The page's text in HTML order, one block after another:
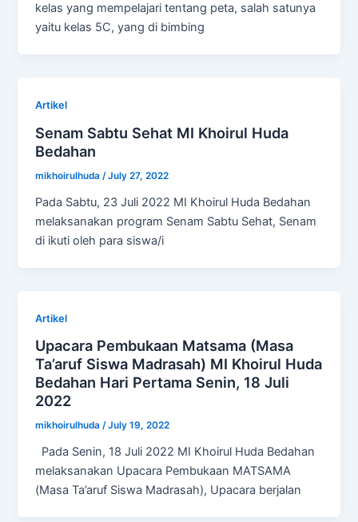
kelas yang mempelajari tentang peta, salah satunya
yaitu kelas 5C, yang di bimbing
Artikel
Senam Sabtu Sehat MI Khoirul Huda
Bedahan
mikhoirulhuda/July 27, 2022
Pada Sabtu, 23 Juli 2022 MI Khoirul Huda Bedahan
melaksanakan program Senam Sabtu Sehat, Senam
di ikuti oleh para siswa/i
Artikel
Upacara Pembukaan Matsama (Masa
Ta’aruf Siswa Madrasah) MI Khoirul Huda
Bedahan Hari Pertama Senin, 18 Juli
2022
mikhoirulhuda/July 19, 2022
Pada Senin, 18 Juli 2022 MI Khoirul Huda Bedahan
melaksanakan Upacara Pembukaan MATSAMA
(Masa Ta’aruf Siswa Madrasah), Upacara berjalan